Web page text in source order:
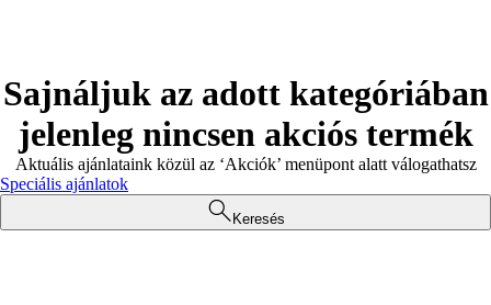
Sajnáljuk az adott kategóriában
jelenleg nincsen akciós termék
Aktuális ajánlataink közül az ‘Akciók’ menüpont alatt válogathatsz
Speciális ajánlatok
Keresés